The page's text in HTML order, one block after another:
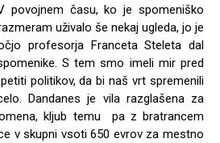
povojnem času, ko je spomeniško
uživalo še nekaj ugleda, jo je
profesorja Franceta Steleta dal
S tem smo imeli mir pred
politikov, da bi naš vrt spremenili
Dandanes je vila razglašena za
kljub temu pa z bratrancem
v skupni vsoti 650 evrov za mestno